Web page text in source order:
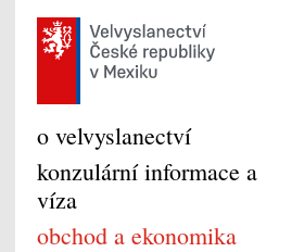
o velvyslanectví
konzulární informace a
víza
obchod a ekonomika